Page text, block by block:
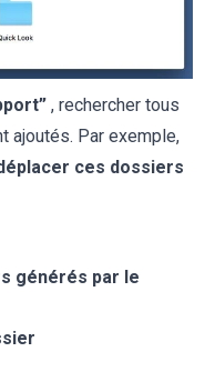
, rechercher tous
ajoutés. Par exemple,
ces dossiers
générés par le